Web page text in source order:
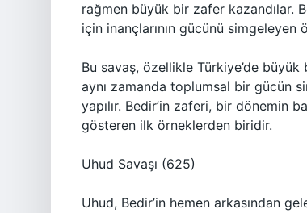
rağmen büyük bir zafer kazandılar.
için inançlarının gücünü simgeleyen
Bu savaş, özellikle Türkiye’de
aynı zamanda toplumsal bir gücün
yapılır. Bedir’in zaferi, bir dönemin
gösteren ilk örneklerden biridir.
Uhud Savaşı (625)
Uhud, Bedir’in hemen arkasından